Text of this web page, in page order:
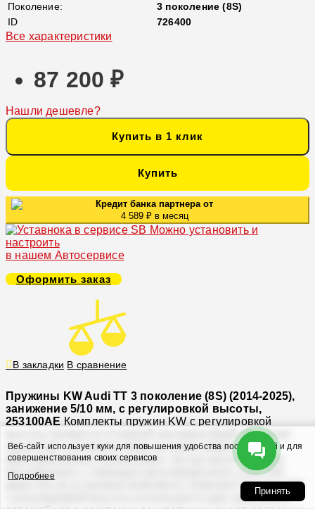
Поколение:
3 поколение (8S)
ID
726400
Все характеристики
87 200 ₽
Нашли дешевле?
Купить в 1 клик
Купить
Кредит банка партнера от
4 589 ₽ в месяц
Можно установить и
настроить
в нашем Автосервисе
Оформить заказ
В закладки В сравнение
Пружины KW Audi TT 3 поколение (8S) (2014-2025),
занижение 5/10 мм, с регулировкой высоты,
253100AE Комплекты пружин KW с регулировкой
высоты являются отличной альтернативой обычным
пружинам занижения. Вам не нужно мириться с
фиксированным занижением, так как высоту можно
регулировать с помощью регулировочного узла KW
даже после установки комплекта. Комплект пружин KW
с регулировкой высоты используется для занижения
Веб-сайт использует куки для повышения удобства посетителей и для
совершенствования своих сервисов
Подробнее
Принять